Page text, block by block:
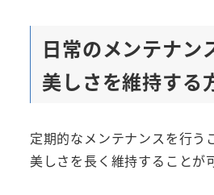
日常のメンテナン
美しさを維持する
定期的なメンテナンスを行う
美しさを長く維持することが